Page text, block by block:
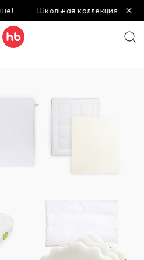
Школьная коллекция! Купи